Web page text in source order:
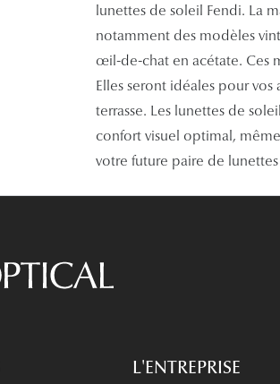
lunettes de soleil Fendi. La
notamment des modèles
œil-de-chat en acétate. Ces
Elles seront idéales pour
terrasse. Les lunettes de
confort visuel optimal,
votre future paire de
L'ENTREPRISE